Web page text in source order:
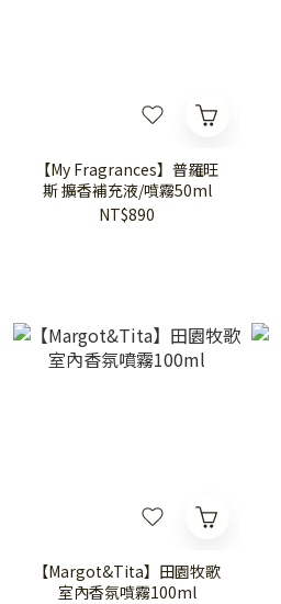
【My Fragrances】普羅旺
斯 擴香補充液/噴霧50ml
NT$890
【Margot&Tita】田園牧歌
室內香氛噴霧100ml